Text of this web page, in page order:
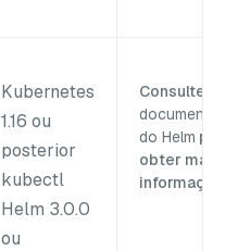
Kubernetes
1.16 ou
posterior
kubectl
Helm 3.0.0
ou
Consulte
documentos
do Helm para
obter mais
informações.